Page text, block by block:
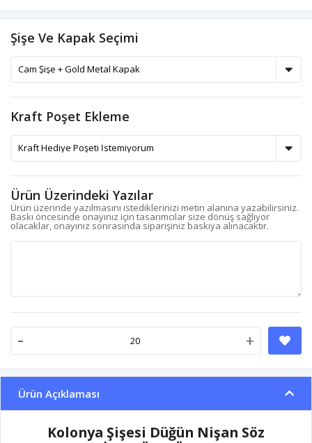
Şişe Ve Kapak Seçimi
Kraft Poşet Ekleme
Ürün Üzerindeki Yazılar
Ürün üzerinde yazılmasını istediklerinizi metin alanına yazabilirsiniz.
Baskı öncesinde onayınız için tasarımcılar size dönüş sağlıyor
olacaklar, onayınız sonrasında siparişiniz baskıya alınacaktır.
- +
Ürün Açıklaması
Kolonya Şişesi Düğün Nişan Söz